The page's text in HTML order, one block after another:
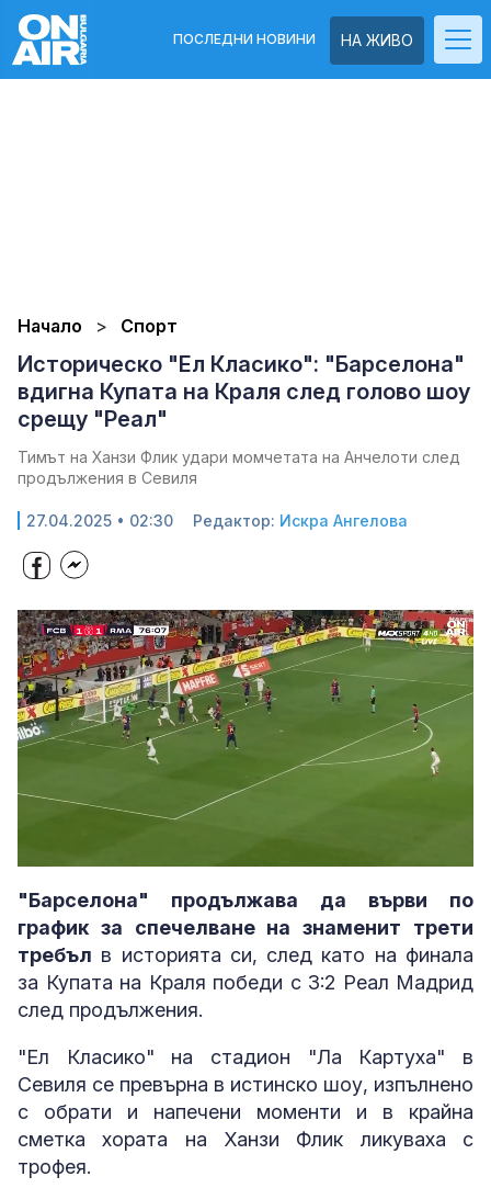
НА ЖИВО
ПОСЛЕДНИ НОВИНИ
Начало Спорт
Историческо "Ел Класико": "Барселона"
вдигна Купата на Краля след голово шоу
срещу "Реал"
Тимът на Ханзи Флик удари момчетата на Анчелоти след
продължения в Севиля
27.04.2025 • 02:30 Редактор: Искра Ангелова
"Барселона" продължава да върви по
график за спечелване на знаменит трети
требъл в историята си, след като на финала
за Купата на Краля победи с 3:2 Реал Мадрид
след продължения.
"Ел Класико" на стадион "Ла Картуха" в
Севиля се превърна в истинско шоу, изпълнено
с обрати и напечени моменти и в крайна
сметка хората на Ханзи Флик ликуваха с
трофея.